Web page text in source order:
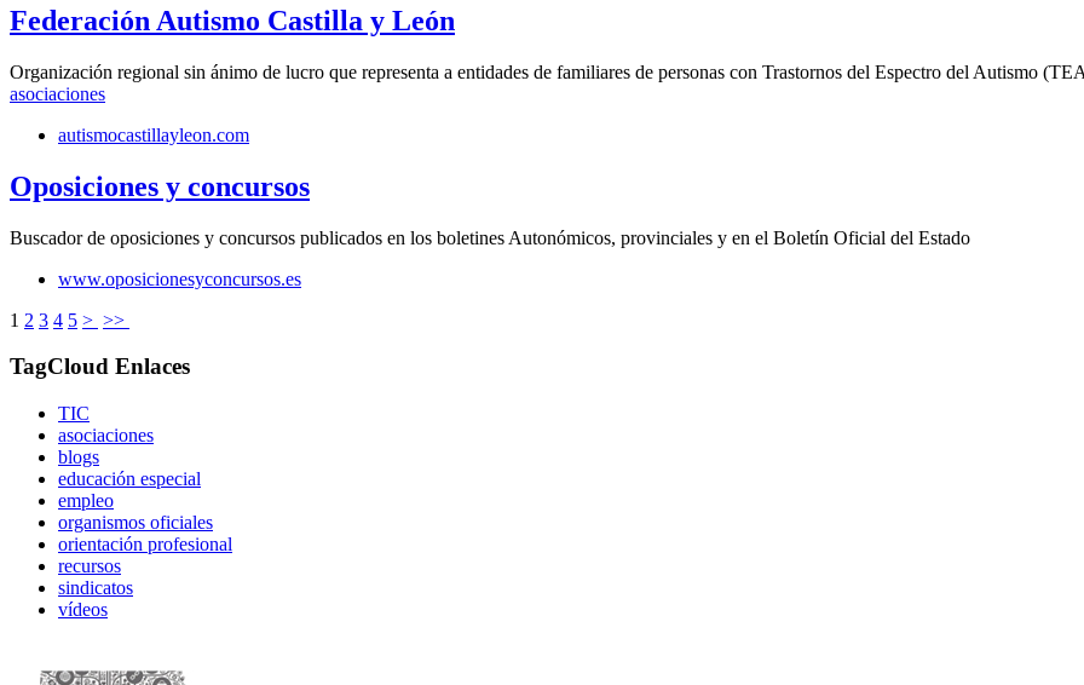
Federación Autismo Castilla y León
Organización regional sin ánimo de lucro que representa a entidades de familiares de personas con Trastornos del Espectro del Autismo
asociaciones
autismocastillayleon.com
Oposiciones y concursos
Buscador de oposiciones y concursos publicados en los boletines Autonómicos, provinciales y en el Boletín Oficial del Estado
www.oposicionesyconcursos.es
1 2 3 4 5 > >>
TagCloud Enlaces
TIC
asociaciones
blogs
educación especial
empleo
organismos oficiales
orientación profesional
recursos
sindicatos
vídeos